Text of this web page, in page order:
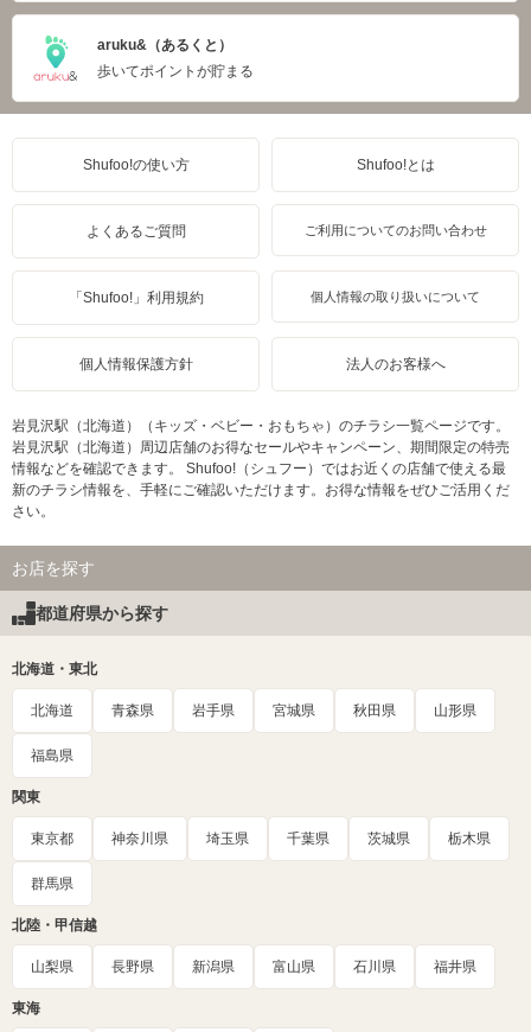
aruku&（あるくと）
歩いてポイントが貯まる
Shufoo!の使い方 Shufoo!とは
よくあるご質問 ご利用についてのお問い合わせ
「Shufoo!」利用規約 個人情報の取り扱いについて
個人情報保護方針 法人のお客様へ
岩見沢駅（北海道）（キッズ・ベビー・おもちゃ）のチラシ一覧ページです。
岩見沢駅（北海道）周辺店舗のお得なセールやキャンペーン、期間限定の特売
情報などを確認できます。 Shufoo!（シュフー）ではお近くの店舗で使える最
新のチラシ情報を、手軽にご確認いただけます。お得な情報をぜひご活用くだ
さい。
お店を探す
都道府県から探す
北海道・東北
北海道 青森県 岩手県 宮城県 秋田県 山形県
福島県
関東
東京都 神奈川県 埼玉県 千葉県 茨城県 栃木県
群馬県
北陸・甲信越
山梨県 長野県 新潟県 富山県 石川県 福井県
東海